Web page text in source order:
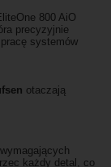
800 AiO
precyzyjnie
systemów
otaczają
każdy detal, co